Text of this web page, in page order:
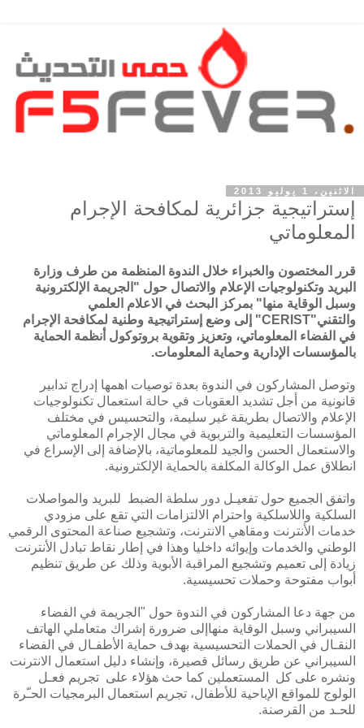
الاثنين، 1 يوليو 2013
إستراتيجية جزائرية لمكافحة الإجرام
المعلوماتي
قرر المختصون والخبراء خلال الندوة المنظمة من طرف وزارة
البريد وتكنولوجيات الإعلام والاتصال حول "الجريمة الإلكترونية
وسبل الوقاية منها" بمركز البحث في الاعلام العلمي
والتقني"CERIST" إلى وضع إستراتيجية وطنية لمكافحة الإجرام
في الفضاء المعلوماتي، وتعزيز وتقوية بروتوكول أنظمة الحماية
بالمؤسسات الإدارية وحماية المعلومات.
وتوصل المشاركون في الندوة بعدة توصيات اهمها إدراج تدابير
قانونية من أجل تشديد العقوبات في حالة استعمال تكنولوجيات
الإعلام والاتصال بطريقة غير سليمة، والتحسيس في مختلف
المؤسسات التعليمية والتربوية في مجال الإجرام المعلوماتي
والاستعمال الحسن والجيد للمعلوماتية، بالإضافة إلى الإسراع في
انطلاق عمل الوكالة المكلفة بالحماية الإلكترونية.
واتفق الجميع حول تفعيـل دور سلطة الضبط للبريد والمواصلات
السلكية واللاسلكية واحترام الالتزامات التي تقع على مزودي
خدمات الأنترنت ومقاهي الانترنت، وتشجيع صناعة المحتوى الرقمي
الوطني والخدمات وإيوائه داخليا وهذا في إطار نقاط تبادل الأنترنت
زيادة إلى تعميم وتشجيع المراقبة الأبوية وذلك عن طريق تنظيم
أبواب مفتوحة وحملات تحسيسية.
من جهة دعا المشاركون في الندوة حول "الجريمة في الفضاء
السيبراني وسبل الوقاية منهاإلى ضرورة إشراك متعاملي الهاتف
النقـال في الحملات التحسيسية بهدف حماية الأطفـال في الفضاء
السيبراني عن طريق رسائل قصيرة، وإنشاء دليل استعمال الانترنت
ونشره على كل المستعملين كما حث هؤلاء على تجريم فعـل
الولوج للمواقع الإباحية للأطفال، تجريم استعمال البرمجيات الحـّرة
للحـد من القرصنة.